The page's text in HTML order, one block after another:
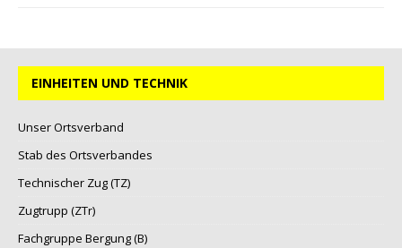
EINHEITEN UND TECHNIK
Unser Ortsverband
Stab des Ortsverbandes
Technischer Zug (TZ)
Zugtrupp (ZTr)
Fachgruppe Bergung (B)